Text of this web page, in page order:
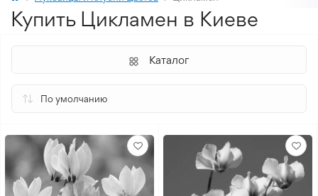
Купить Цикламен в Киеве
Каталог